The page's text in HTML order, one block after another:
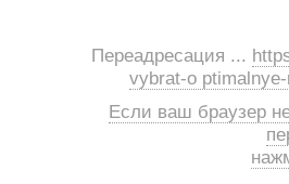
Переадресация ...
vybrat-o
Если ваш браузер